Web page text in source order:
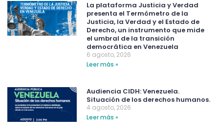
La plataforma Justicia y Verdad
presenta el Termómetro de la
Justicia, la Verdad y el Estado de
Derecho, un instrumento que mide
el umbral de la transición
democrática en Venezuela
6 agosto, 2026
Leer más »
Audiencia CIDH: Venezuela.
Situación de los derechos humanos.
4 agosto, 2026
Leer más »